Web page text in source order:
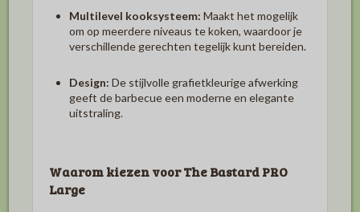
Multilevel kooksysteem: Maakt het mogelijk
om op meerdere niveaus te koken, waardoor je
verschillende gerechten tegelijk kunt bereiden.
Design: De stijlvolle grafietkleurige afwerking
geeft de barbecue een moderne en elegante
uitstraling.
Waarom kiezen voorThe Bastard PRO
Large